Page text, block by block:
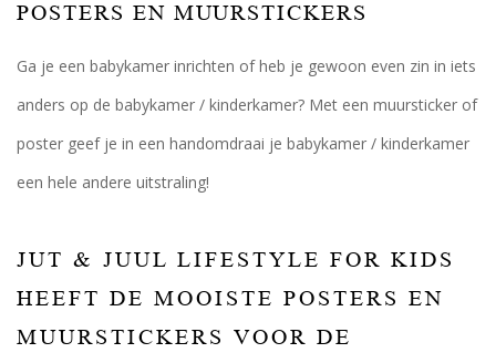
POSTERS EN MUURSTICKERS
Ga je een babykamer inrichten of heb je gewoon even zin in iets
anders op de babykamer / kinderkamer? Met een muursticker of
poster geef je in een handomdraai je babykamer / kinderkamer
een hele andere uitstraling!
JUT & JUUL LIFESTYLE FOR KIDS
HEEFT DE MOOISTE POSTERS EN
MUURSTICKERS VOOR DE